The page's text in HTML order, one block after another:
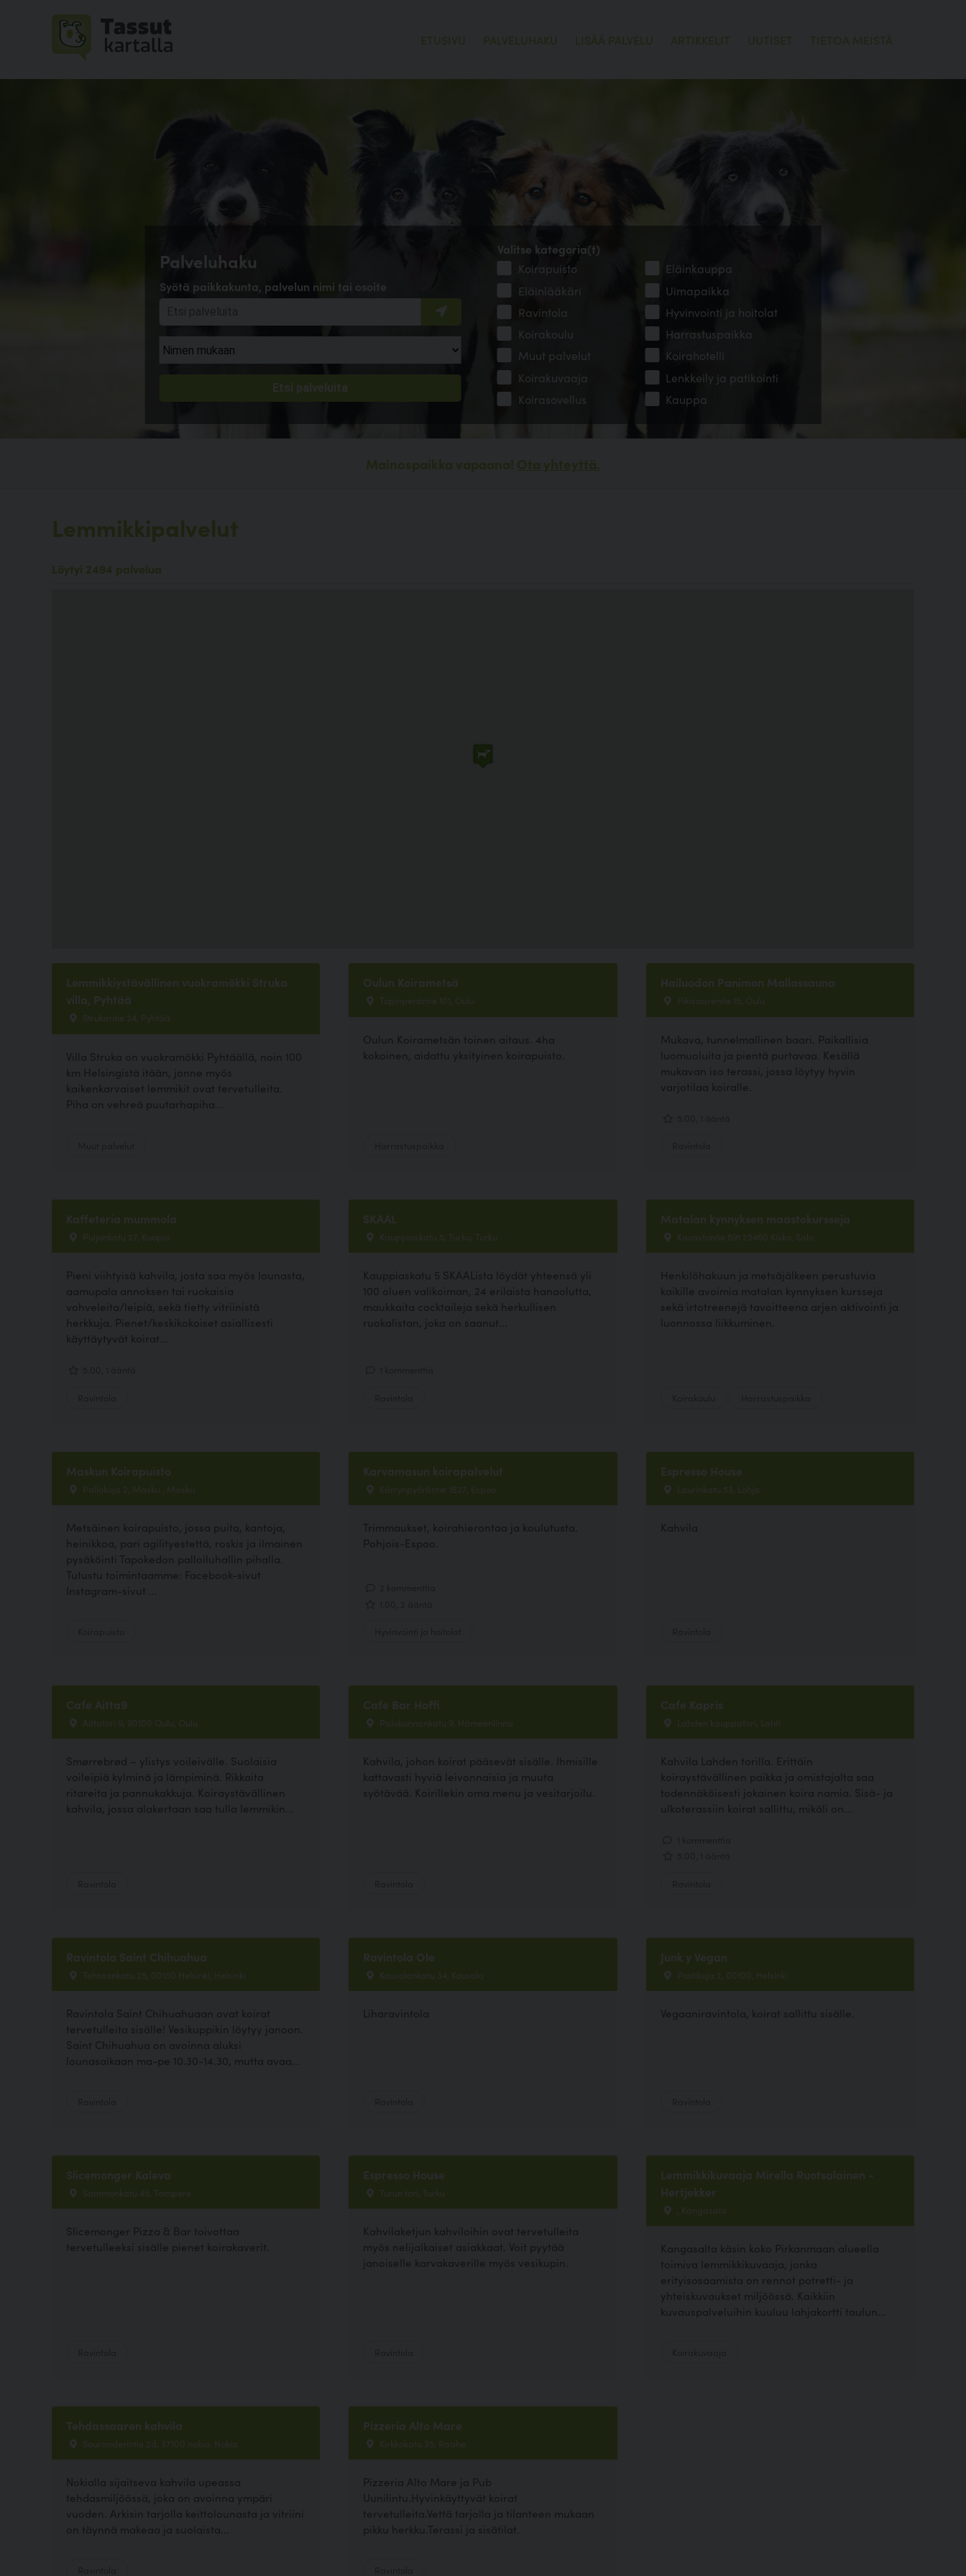
ETUSIVU PALVELUHAKU LISÄÄ PALVELU ARTIKKELIT UUTISET TIETOA MEISTÄ
Palveluhaku
Syötä paikkakunta, palvelun nimi tai osoite
Valitse kategoria(t)
Koirapuisto
Eläinkauppa
Eläinlääkäri
Uimapaikka
Ravintola
Hyvinvointi ja hoitolat
Koirakoulu
Harrastuspaikka
Muut palvelut
Koirahotelli
Koirakuvaaja
Lenkkeily ja patikointi
Koirasovellus
Kauppa
Mainospaikka vapaana! Ota yhteyttä.
Lemmikkipalvelut
Löytyi 2494 palvelua
Lemmikkiystävällinen vuokramökki Struka
villa, Pyhtää
Strukantie 24, Pyhtää
Villa Struka on vuokramökki Pyhtäällä, noin 100
km Helsingistä itään, jonne myös
kaikenkarvaiset lemmikit ovat tervetulleita.
Piha on vehreä puutarhapiha...
Oulun Koirametsä
Topinperäntie 101, Oulu
Oulun Koirametsän toinen aitaus. 4ha
kokoinen, aidattu yksityinen koirapuisto.
Hailuodon Panimon Mallassauna
Pikisaarentie 15, Oulu
Mukava, tunnelmallinen baari. Paikallisia
luomuoluita ja pientä purtavaa. Kesällä
mukavan iso terassi, jossa löytyy hyvin
varjotilaa koiralle.
Kaffeteria mummola
Puijonkatu 27, Kuopio
Pieni viihtyisä kahvila, josta saa myös lounasta,
aamupala annoksen tai ruokaisia
vohveleita/leipiä, sekä tietty vitriinistä
herkkuja. Pienet/keskikokoiset asiallisesti
käyttäytyvät koirat...
SKAAL
Kauppiaskatu 5, Turku, Turku
Kauppiaskatu 5 SKAALista löydät yhteensä yli
100 oluen valikoiman, 24 erilaista hanaolutta,
maukkaita cocktaileja sekä herkullisen
ruokalistan, joka on saanut...
Matalan kynnyksen maastokursseja
Kavastontie 691 25460 Kisko, Salo
Henkilöhakuun ja metsäjälkeen perustuvia
kaikille avoimia matalan kynnyksen kursseja
sekä irtotreenejä tavoitteena arjen aktivointi ja
luonnossa liikkuminen.
Maskun Koirapuisto
Pallokuja 2, Masku , Masku
Metsäinen koirapuisto, jossa puita, kantoja,
heinikkoa, pari agilityestettä, roskis ja ilmainen
pysäköinti Tapokedon palloiluhallin pihalla.
Tutustu toimintaamme: Facebook-sivut
Instagram-sivut ...
Karvamasun koirapalvelut
Kärrynpyöräntie 1B27, Espoo
Trimmaukset, koirahierontaa ja koulutusta.
Pohjois-Espoo.
Espresso House
Laurinkatu 53, Lohja
Kahvila
Cafe Aitta9
Aittatori 9, 90100 Oulu, Oulu
Smørrebrød – ylistys voileivälle. Suolaisia
voileipiä kylminä ja lämpiminä. Rikkaita
ritareita ja pannukakkuja. Koiraystävällinen
kahvila, jossa alakertaan saa tulla lemmikin...
Cafe Bar Hoffi
Palokunnankatu 9, Hämeenlinna
Kahvila, johon koirat pääsevät sisälle. Ihmisille
kattavasti hyviä leivonnaisia ja muuta
syötävää. Koirillekin oma menu ja vesitarjoilu.
Cafe Kapris
Lahden kauppatori, Lahti
Kahvila Lahden torilla. Erittäin
koiraystävällinen paikka ja omistajalta saa
todennäköisesti jokainen koira namia. Sisä- ja
ulkoterassiin koirat sallittu, mikäli on...
Ravintola Saint Chihuahua
Tehtaankatu 25, 00150 Helsinki, Helsinki
Ravintola Saint Chihuahuaan ovat koirat
tervetulleita sisälle! Vesikuppikin löytyy janoon.
Saint Chihuahua on avoinna aluksi
lounasaikaan ma-pe 10.30-14.30, mutta avaa...
Ravintola Ole
Kouvolankatu 34, Kouvola
Liharavintola
Junk y Vegan
Postikuja 2, 00100, Helsinki
Vegaaniravintola, koirat sallittu sisälle.
Slicemonger Kaleva
Sammonkatu 46, Tampere
Slicemonger Pizza & Bar toivottaa
tervetulleeksi sisälle pienet koirakaverit.
Espresso House
Turun tori, Turku
Kahvilaketjun kahviloihin ovat tervetulleita
myös nelijalkaiset asiakkaat. Voit pyytää
janoiselle karvakaverille myös vesikupin.
Lemmikkikuvaaja Mirella Ruotsalainen -
Hertjekker
, Kangasala
Kangasalta käsin koko Pirkanmaan alueella
toimiva lemmikkikuvaaja, jonka
erityisosaamista on rennot potretti- ja
yhteiskuvaukset miljöössä. Kaikkiin
kuvauspalveluihin kuuluu lahjakortti taulun...
Tehdassaaren kahvila
Souranderintie 2d, 37100 nokia, Nokia
Nokialla sijaitseva kahvila upeassa
tehdasmiljöössä, joka on avoinna ympäri
vuoden. Arkisin tarjolla keittolounasta ja vitriini
on täynnä makeaa ja suolaista...
Pizzeria Alto Mare
Kirkkokatu 35, Raahe
Pizzeria Alto Mare ja Pub
Uunilintu.Hyvinkäyttyvät koirat
tervetulleita.Vettä tarjolla ja tilanteen mukaan
pikku herkku.Terassi ja sisätilat.